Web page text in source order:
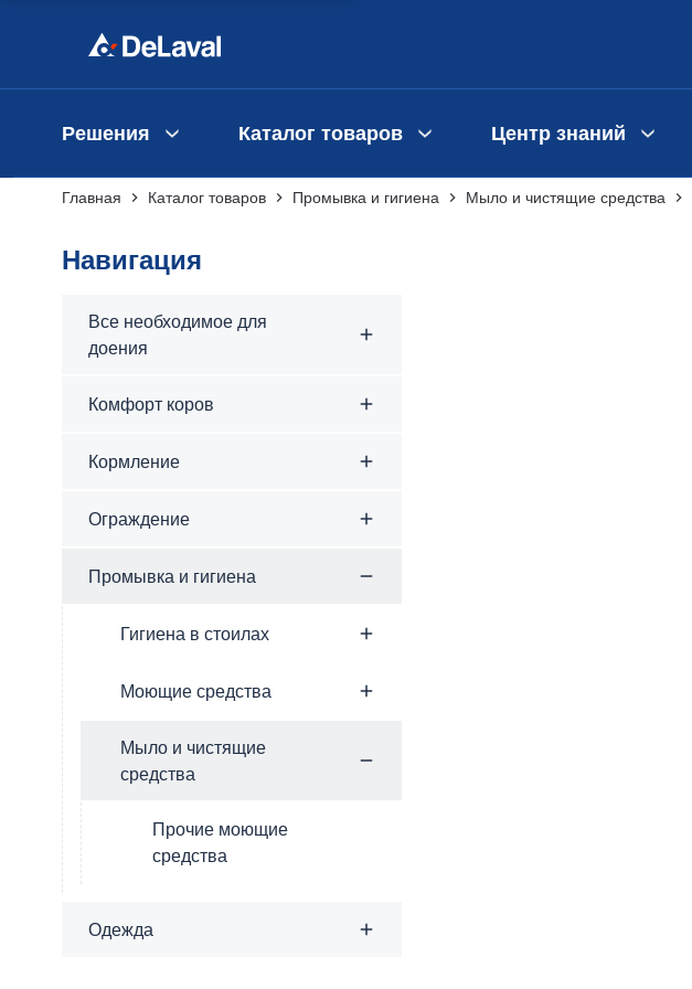
Решения Каталог товаров Центр знаний
Главная Каталог товаров Промывка и гигиена Мыло и чистящие средства
Навигация
Все необходимое для
доения
Комфорт коров
Кормление
Ограждение
Промывка и гигиена
Гигиена в стоилах
Моющие средства
Мыло и чистящие
средства
Прочие моющие
средства
Одежда